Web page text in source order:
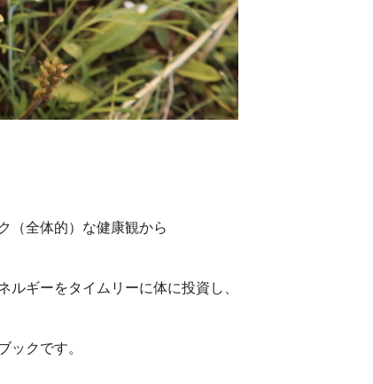
（全体的）な健康観から
ギーをタイムリーに体に投資し、
ックです。